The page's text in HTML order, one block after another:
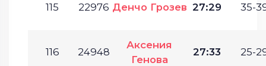
115 22976 Денчо Грозев 27:29 35-
116 24948
Аксения
Генова
27:33 25-